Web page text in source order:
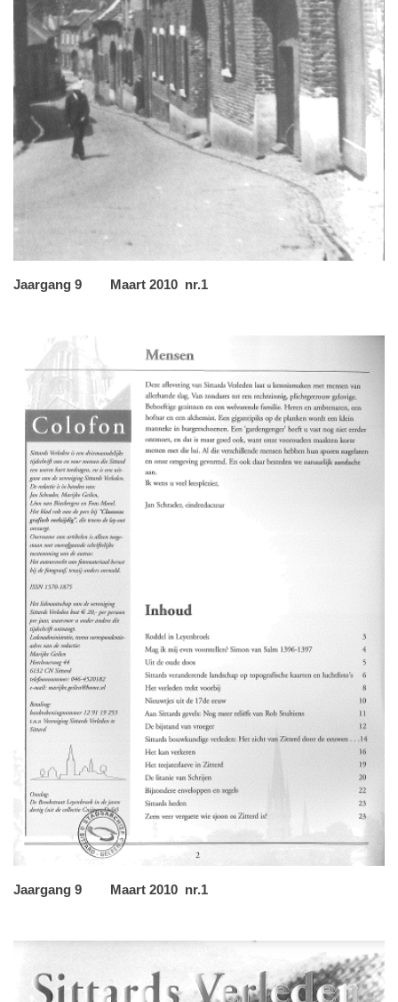
Jaargang 9 Maart 2010 nr.1
Jaargang 9 Maart 2010 nr.1